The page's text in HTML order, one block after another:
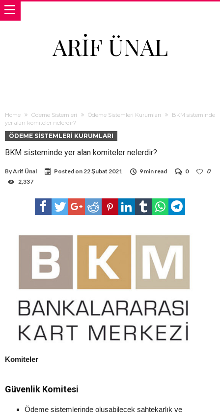
ARIF ÜNAL
Home Ödeme Sistemleri Ödeme Sistemleri Kurumları
BKM sisteminde
yer alan komiteler nelerdir?
ÖDEME SISTEMLERI KURUMLARI
BKM sisteminde yer alan komiteler nelerdir?
ByArif Ünal Posted on22 Şubat 2021 9 min read 0
0
2,337
Komiteler
Güvenlik Komitesi
Ödeme sistemlerinde oluşabilecek sahtekarlık ve